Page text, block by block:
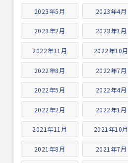
2023年5月 2023年4月
2023年2月 2023年1月
2022年11月 2022年10月
2022年8月 2022年7月
2022年5月 2022年4月
2022年2月 2022年1月
2021年11月 2021年10月
2021年8月 2021年7月